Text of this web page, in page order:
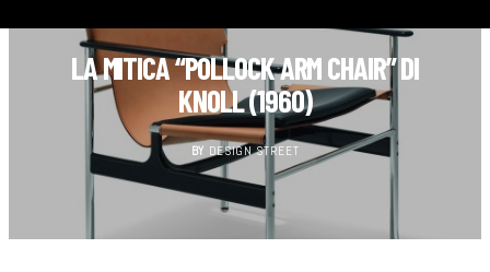
LA MITICA “POLLOCK ARM CHAIR” DI
KNOLL (1960)
BY DESIGN STREET